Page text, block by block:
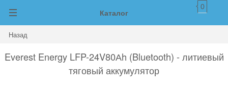
Каталог
0
Назад
Everest Energy LFP-24V80Аh (Bluetooth) - литиевый
тяговый аккумулятор